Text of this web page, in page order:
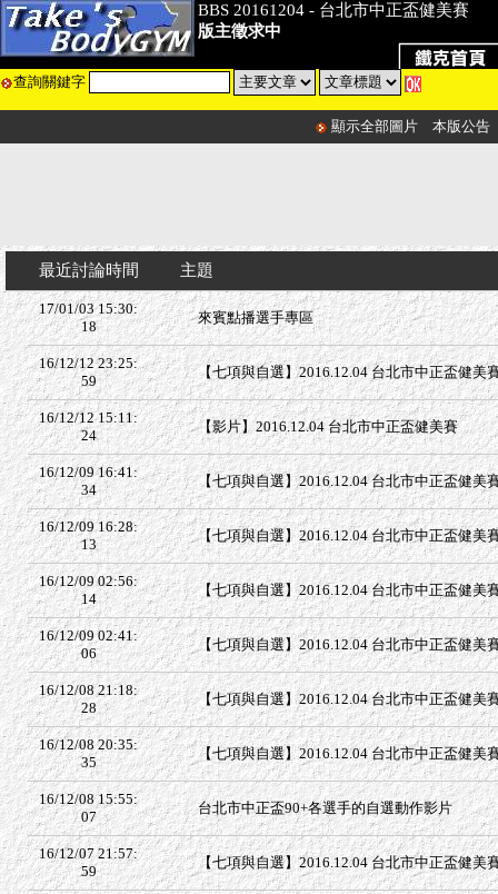
BBS 20161204 - 台北市中正盃健美賽
版主徵求中
查詢關鍵字
顯示全部圖片 本版公告
最近討論時間 主題
17/01/03 15:30:
18
來賓點播選手專區
16/12/12 23:25:
59
【七項與自選】2016.12.04 台北市中正盃健美
16/12/12 15:11:
24
【影片】2016.12.04 台北市中正盃健美賽
16/12/09 16:41:
34
【七項與自選】2016.12.04 台北市中正盃健美
16/12/09 16:28:
13
【七項與自選】2016.12.04 台北市中正盃健美
16/12/09 02:56:
14
【七項與自選】2016.12.04 台北市中正盃健美
16/12/09 02:41:
06
【七項與自選】2016.12.04 台北市中正盃健美
16/12/08 21:18:
28
【七項與自選】2016.12.04 台北市中正盃健美
16/12/08 20:35:
35
【七項與自選】2016.12.04 台北市中正盃健美
16/12/08 15:55:
07
台北市中正盃90+各選手的自選動作影片
16/12/07 21:57:
59
【七項與自選】2016.12.04 台北市中正盃健美